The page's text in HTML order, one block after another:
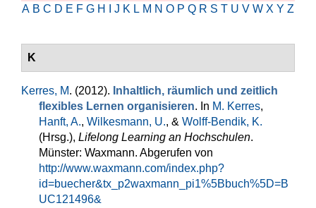
A B C D E F G H J K L M N O P Q R S T U V W X Y Z
K
Kerres, M. (2012). Inhaltlich, räumlich und zeitlich
flexibles Lernen organisieren. In M. Kerres,
Hanft, A., Wilkesmann, U., & Wolff-Bendik, K.
(Hrsg.), Lifelong Learning an Hochschulen.
Münster: Waxmann. Abgerufen von
http://www.waxmann.com/index.php?
id=buecher&tx_p2waxmann_pi1%5Bbuch%5D=B
UC121496&